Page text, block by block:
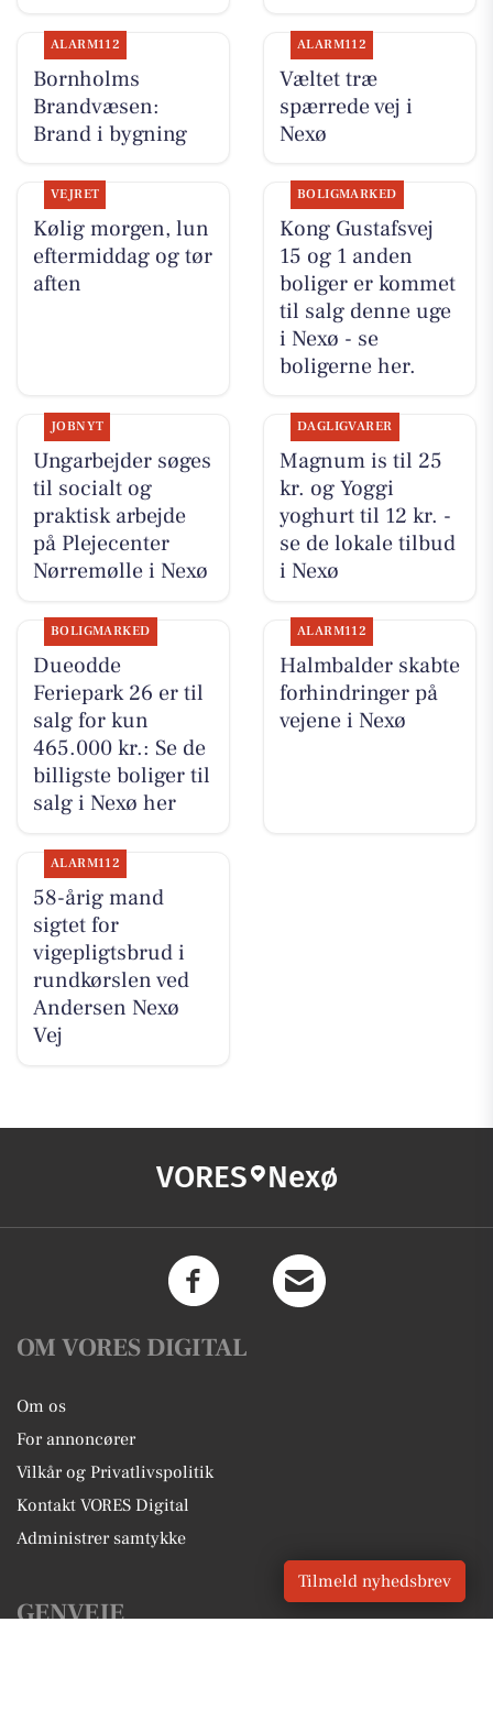
ALARM112
Bornholms
Brandvæsen:
Brand i bygning
ALARM112
Væltet træ
spærrede vej i
Nexø
VEJRET
Kølig morgen, lun
eftermiddag og tør
aften
BOLIGMARKED
Kong Gustafsvej
15 og 1 anden
boliger er kommet
til salg denne uge
i Nexø - se
boligerne her.
JOBNYT
Ungarbejder søges
til socialt og
praktisk arbejde
på Plejecenter
Nørremølle i Nexø
DAGLIGVARER
Magnum is til 25
kr. og Yoggi
yoghurt til 12 kr. -
se de lokale tilbud
i Nexø
BOLIGMARKED
Dueodde
Feriepark 26 er til
salg for kun
465.000 kr.: Se de
billigste boliger til
salg i Nexø her
ALARM112
Halmbalder skabte
forhindringer på
vejene i Nexø
ALARM112
58-årig mand
sigtet for
vigepligtsbrud i
rundkørslen ved
Andersen Nexø
Vej
VORES Nexø
OM VORES DIGITAL
Om os
For annoncører
Vilkår og Privatlivspolitik
Kontakt VORES Digital
Administrer samtykke
GENVEJE
Tilmeld nyhedsbrev